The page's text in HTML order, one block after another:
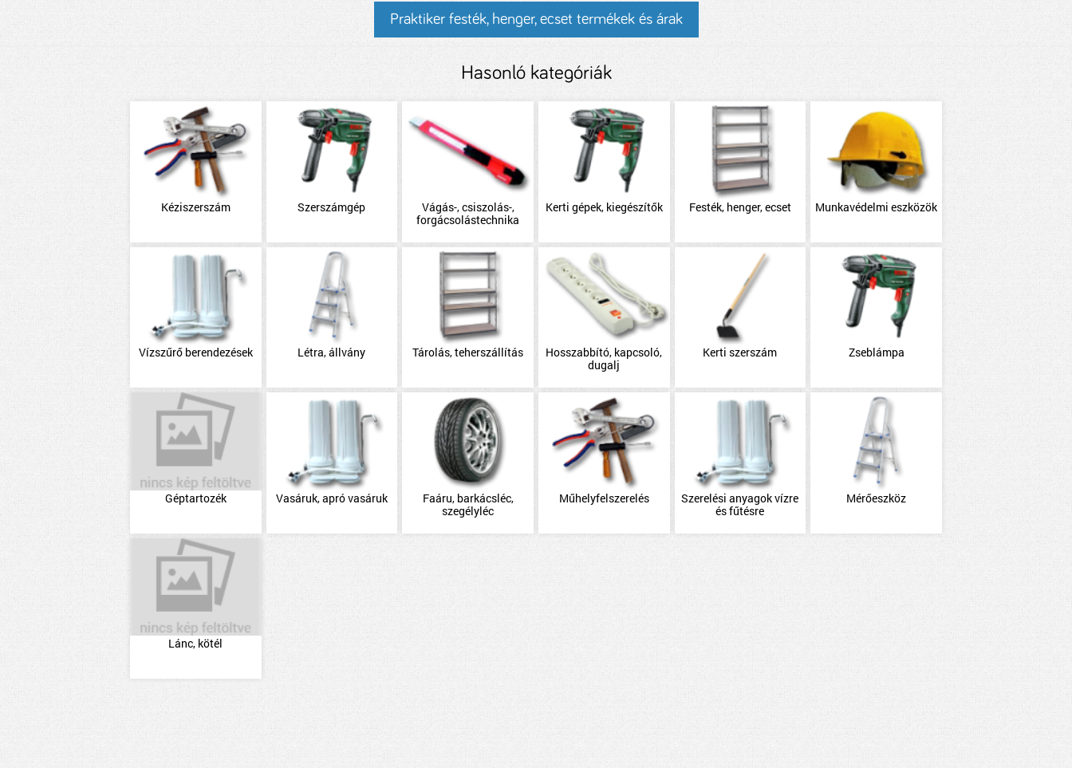
Praktiker festék, henger, ecset termékek és árak
Hasonló kategóriák
Kéziszerszám Szerszámgép
Vágás-, csiszolás-,
forgácsolástechnika
Kerti gépek, kiegészítők Festék, henger, ecset Munkavédelmi eszközök
Vízszűrő berendezések Létra, állvány Tárolás, teherszállítás
Hosszabbító, kapcsoló,
dugalj
Kerti szerszám Zseblámpa
Géptartozék Vasáruk, apró vasáruk
Faáru, barkácsléc,
szegélyléc
Műhelyfelszerelés
Szerelési anyagok vízre
és fűtésre
Mérőeszköz
Lánc, kötél